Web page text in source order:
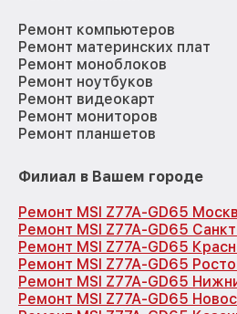
Ремонт компьютеров
Ремонт материнских плат
Ремонт моноблоков
Ремонт ноутбуков
Ремонт видеокарт
Ремонт мониторов
Ремонт планшетов
Филиал в Вашем городе
Ремонт MSI Z77A-GD65
Ремонт MSI Z77A-GD65
Ремонт MSI Z77A-GD65
Ремонт MSI Z77A-GD65
Ремонт MSI Z77A-GD65
Ремонт MSI Z77A-GD65